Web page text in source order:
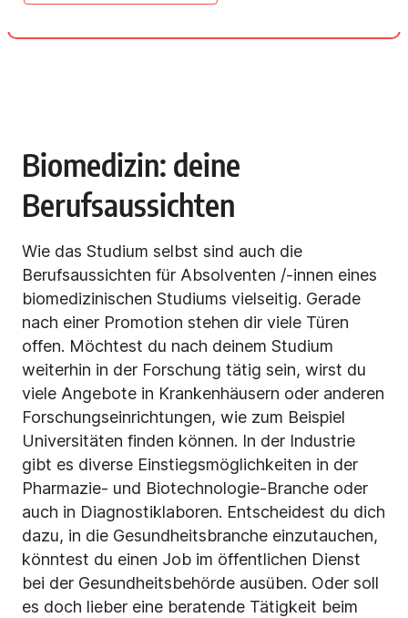
Biomedizin: deine
Berufsaussichten
Wie das Studium selbst sind auch die
Berufsaussichten für Absolventen /-innen eines
biomedizinischen Studiums vielseitig. Gerade
nach einer Promotion stehen dir viele Türen
offen. Möchtest du nach deinem Studium
weiterhin in der Forschung tätig sein, wirst du
viele Angebote in Krankenhäusern oder anderen
Forschungseinrichtungen, wie zum Beispiel
Universitäten finden können. In der Industrie
gibt es diverse Einstiegsmöglichkeiten in der
Pharmazie- und Biotechnologie-Branche oder
auch in Diagnostiklaboren. Entscheidest du dich
dazu, in die Gesundheitsbranche einzutauchen,
könntest du einen Job im öffentlichen Dienst
bei der Gesundheitsbehörde ausüben. Oder soll
es doch lieber eine beratende Tätigkeit beim